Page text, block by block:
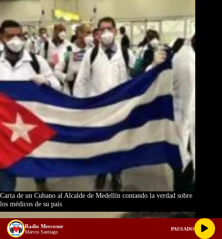
Carta de un Cubano al Alcalde de Medellín contando la verdad sobre
los médicos de su país
Radio Mercosur
Marvin Santiago
PAUSADO